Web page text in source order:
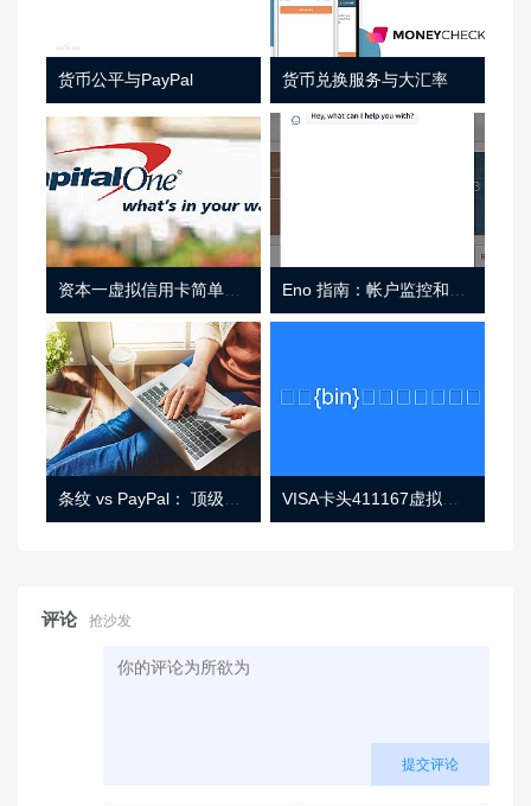
货币公平与PayPal 货币兑换服务与大汇率
资本一虚拟信用卡简单介绍
条纹 vs PayPal： 顶级功能， 定价 （和更多！ VISA卡头411167虚拟卡基础信息
评论 抢沙发
提交评论